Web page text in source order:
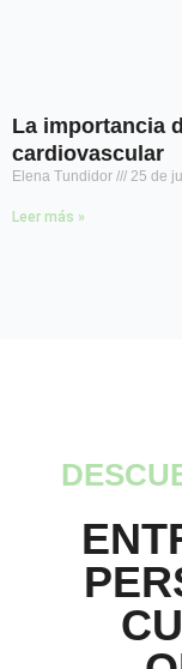
La importancia
cardiovascular
Elena Tundidor 25 de
Leer más »